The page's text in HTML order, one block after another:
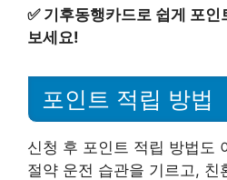
✅ 기후동행카드로 쉽게 포
보세요!
포인트 적립 방법
신청 후 포인트 적립 방법도
절약 운전 습관을 기르고, 친